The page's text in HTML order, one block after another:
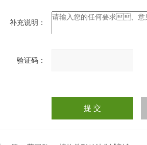
补充说明：
验证码：
入
计算结果（填写阿拉伯数
字），如：三加四=7